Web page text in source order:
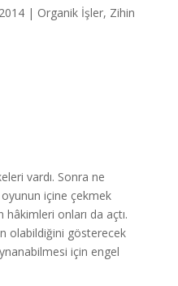
| Organik İşler, Zihin
vardı. Sonra ne
içine çekmek
onları da açtı.
olabildiğini gösterecek
için engel